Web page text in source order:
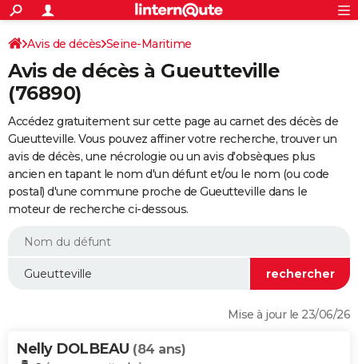
ACTUALITÉS
Politique
Société
Faits Divers
Education
Monde
Villes
+
SPORT
Coupe du monde 2026
Football
Tennis
Cyclisme
Rugby
Forum
FINANCE
Retraite
Impôts
Epargne
Immobilier
Risques naturels par ville
Banque
Assurance
Crédit
Essais
Réserver un essai
Citadines
Berlines
SUV
Forum auto
+
HIGH-TECH
Mobiles
Meilleur smartphone
Internet
Ordinateurs
Jeux vidéo
Guide high-tech
+BRICOLAGE
Forum
Aménagement intérieur
Extérieur
Cuisine
Salle de bains
Jardinage
Rangement
WEEK-END
Guides de France
Escapades
Patrimoine
Expositions
Musées
Week-end nature
LIFESTYLE
Alimentation
Guide de la santé
Maladies
Médicaments
Sommeil
VOYAGE
S'inscrire
Connexion
Avis de décès Seine-Maritime
Avis de décès à Gueutteville
(76890)
Accédez gratuitement sur cette page au carnet des décès de
Gueutteville. Vous pouvez affiner votre recherche, trouver un
avis de décès, une nécrologie ou un avis d'obsèques plus
ancien en tapant le nom d'un défunt et/ou le nom (ou code
postal) d'une commune proche de Gueutteville dans le
moteur de recherche ci-dessous.
Mise à jour le 23/06/26
Nelly DOLBEAU (84 ans)